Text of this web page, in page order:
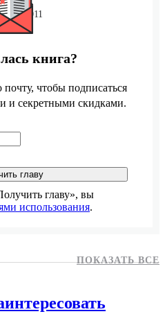
2011
книга?
чтобы подписаться
и секретными скидками.
главу
главу», вы
использования.
ПОКАЗАТЬ ВСЕ